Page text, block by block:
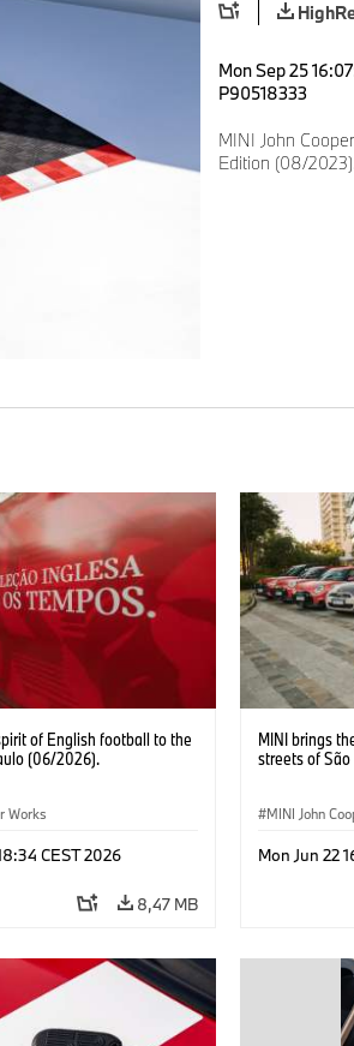
Mon Sep 25
P90518333
MINI John
Edition (08/2023).
of English football to the
(06/2026).
Works
CEST 2026
8,47 MB
MINI brings
streets of
MINI John
Mon Jun 22